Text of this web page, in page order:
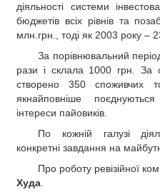
діяльності системи
бюджетів всіх рівнів та
млн.грн., тоді як 2003 року –
За порівнювальний
рази і склала 1000 грн. За
створено 350 споживчих
якнайповніше
інтереси пайовиків.
По кожній галузі
конкретні завдання на
Про роботу ревізійної
Худа